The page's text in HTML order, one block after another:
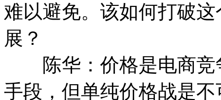
难以避免。该如何打破
展？
陈华：价格是电商竞
手段，但单纯价格战是